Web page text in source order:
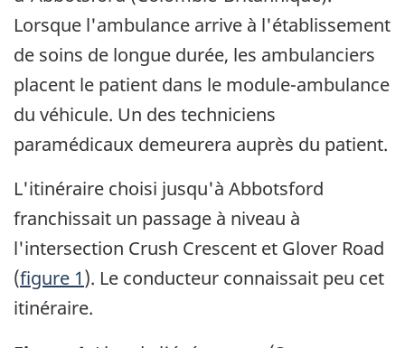
Lorsque l'ambulance arrive à l'établissement
de soins de longue durée, les ambulanciers
placent le patient dans le module-ambulance
du véhicule. Un des techniciens
paramédicaux demeurera auprès du patient.
L'itinéraire choisi jusqu'à Abbotsford
franchissait un passage à niveau à
l'intersection Crush Crescent et Glover Road
(figure 1). Le conducteur connaissait peu cet
itinéraire.